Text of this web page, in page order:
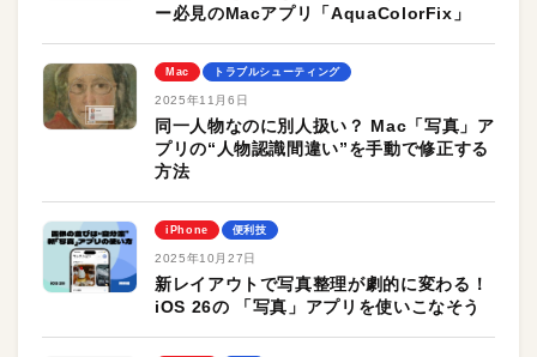
ー必見のMacアプリ「AquaColorFix」
Mac トラブルシューティング
2025年11月6日
同一人物なのに別人扱い？ Mac「写真」ア
プリの“人物認識間違い”を手動で修正する
方法
iPhone 便利技
2025年10月27日
新レイアウトで写真整理が劇的に変わる！
iOS 26の 「写真」アプリを使いこなそう